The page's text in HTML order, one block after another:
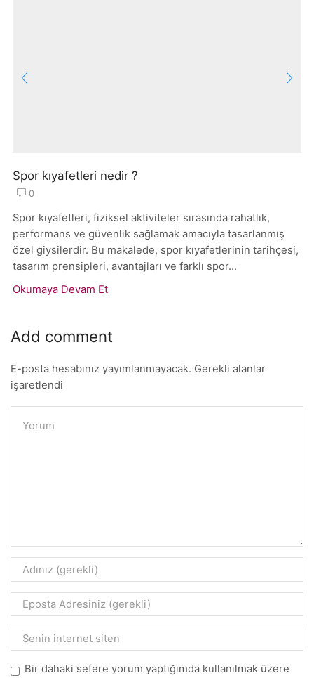
Spor kıyafetleri nedir ?
0
Spor kıyafetleri, fiziksel aktiviteler sırasında rahatlık,
performans ve güvenlik sağlamak amacıyla tasarlanmış
özel giysilerdir. Bu makalede, spor kıyafetlerinin tarihçesi,
tasarım prensipleri, avantajları ve farklı spor...
Okumaya Devam Et
Add comment
E-posta hesabınız yayımlanmayacak. Gerekli alanlar
işaretlendi
Bir dahaki sefere yorum yaptığımda kullanılmak üzere